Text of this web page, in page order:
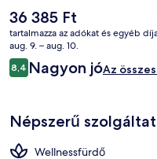
luxusszínvonalú hotel
edzőterem és 24 órában
következőket is nagyra
városnézési lehetőség és
Alexanderpl/Memhardstr.
Alexanderplatz metróállomás
A
jelenlegi
ár
36 385 Ft
36 385 Ft
tartalmazza az adókat és egyéb
aug. 9. – aug. 10.
Értékelések
8,48,4 ennyiből: 10
Nagyon jóAz
Népszerű
Wellnessfürdő